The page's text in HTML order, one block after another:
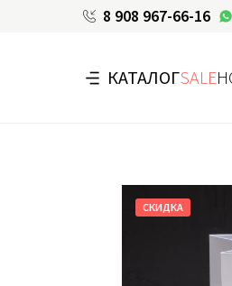
8 908 967-66-16
КАТАЛОГSALE
СКИДКА